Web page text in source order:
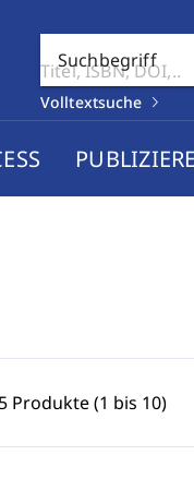
Suchbegriff
Volltextsuche
Produkte (1 bis 10)